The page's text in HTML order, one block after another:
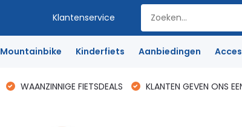
Klantenservice
Mountainbike Kinderfiets Aanbiedingen
WAANZINNIGE FIETSDEALS KLANTEN GEVEN ONS